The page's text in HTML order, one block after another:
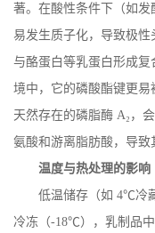
著。在酸性条件下（如发
易发生质子化，导致极
与酪蛋白等乳蛋白形成
境中，它的磷酸酯键更
天然存在的磷脂酶 A₂，
氨酸和游离脂肪酸，导致
温度与热处理的影响
低温储存（如 4℃冷
冷冻（-18℃），乳制品中